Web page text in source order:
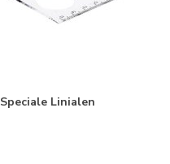
Speciale Linialen